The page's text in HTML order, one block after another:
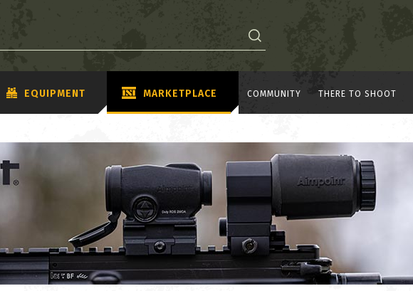
EQUIPMENT MARKETPLACE COMMUNITY THERE TO SHOOT